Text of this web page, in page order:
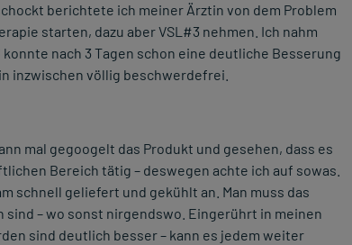
berichtete ich meiner Ärztin von dem Problem
starten, dazu aber VSL#3 nehmen. Ich nahm
nach 3 Tagen schon eine deutliche Besserung
inzwischen völlig beschwerdefrei.
mal gegoogelt das Produkt und gesehen, dass es
Bereich tätig – deswegen achte ich auf sowas.
schnell geliefert und gekühlt an. Man muss das
– wo sonst nirgendswo. Eingerührt in meinen
sind deutlich besser – kann es jedem weiter